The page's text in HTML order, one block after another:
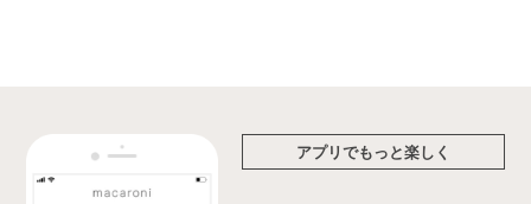
アプリでもっと楽しく